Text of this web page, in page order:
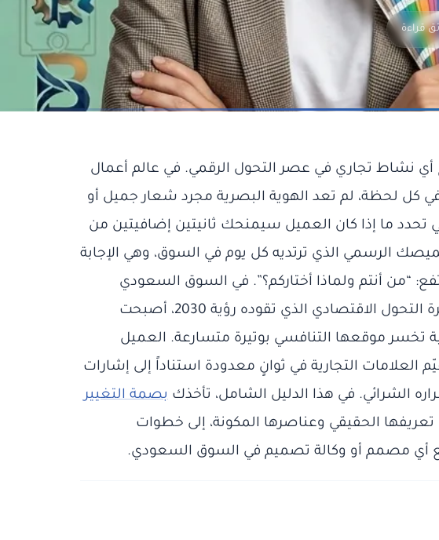
أي نشاط تجاري في عصر التحول الرقمي. في عالم أعمال
كل لحظة، لم تعد الهوية البصرية مجرد شعار جميل أو
تحدد ما إذا كان العميل سيمنحك ثانيتين إضافيتين من
الرسمي الذي ترتديه كل يوم في السوق، وهي الإجابة
“من أنتم ولماذا أختاركم؟”. في السوق السعودي
تحديداً، مع تسارع ظهور البراندات الجديدة ضمن مسيرة التحول الاقتصادي الذي تقوده رؤية 2030، أصبحت
تخسر موقعها التنافسي بوتيرة متسارعة. العميل
التجارية في ثوانٍ معدودة استناداً إلى إشارات
الشرائي. في هذا الدليل الشامل، تأخذك بصمة التغيير
الحقيقي وعناصرها المكونة، إلى خطوات
مع أي مصمم أو وكالة تصميم في السوق السعودي.